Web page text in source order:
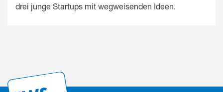
drei junge Startups mit wegweisenden Ideen.